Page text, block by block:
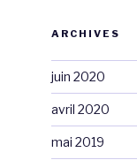
ARCHIVES
juin 2020
avril 2020
mai 2019